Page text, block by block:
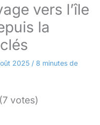
vers l’île
la
2025 / 8 minutes de
votes)